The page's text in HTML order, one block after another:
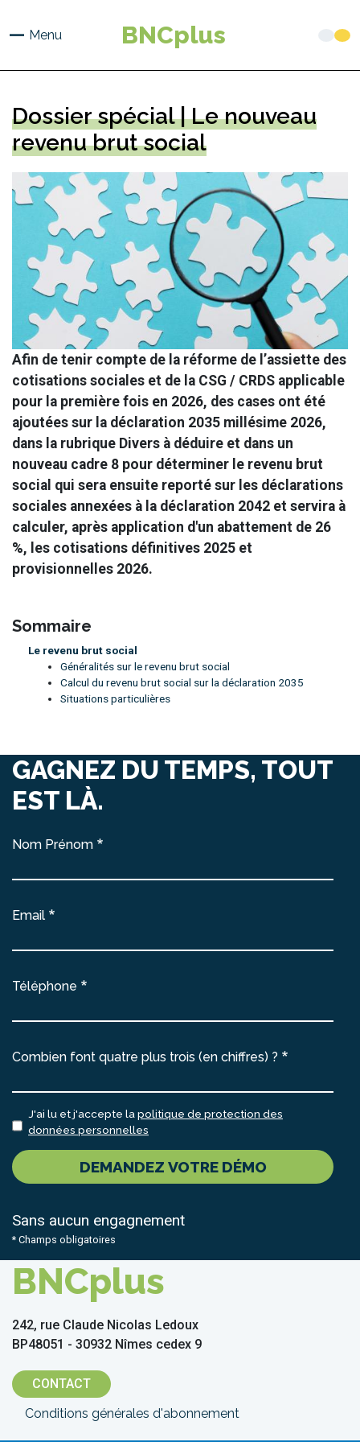
principal
Menu BNCplus
Dossier spécial | Le nouveau
revenu brut social
Afin de tenir compte de la réforme de l’assiette des
cotisations sociales et de la CSG / CRDS applicable
pour la première fois en 2026, des cases ont été
ajoutées sur la déclaration 2035 millésime 2026,
dans la rubrique Divers à déduire et dans un
nouveau cadre 8 pour déterminer le revenu brut
social qui sera ensuite reporté sur les déclarations
sociales annexées à la déclaration 2042 et servira à
calculer, après application d'un abattement de 26
%, les cotisations définitives 2025 et
provisionnelles 2026.
Sommaire
Le revenu brut social
Généralités sur le revenu brut social
Calcul du revenu brut social sur la déclaration 2035
Situations particulières
GAGNEZ DU TEMPS, TOUT
EST LÀ.
Nom Prénom
Email
Téléphone
Combien font quatre plus trois (en chiffres) ?
J'ai lu et j'accepte la politique de protection des
données personnelles
DEMANDEZ VOTRE DÉMO
Sans aucun engagnement
* Champs obligatoires
BNCplus
242, rue Claude Nicolas Ledoux
BP48051 - 30932 Nîmes cedex 9
CONTACT
Menu
Conditions générales d'abonnement